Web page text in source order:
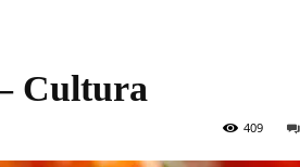
Cultura
409